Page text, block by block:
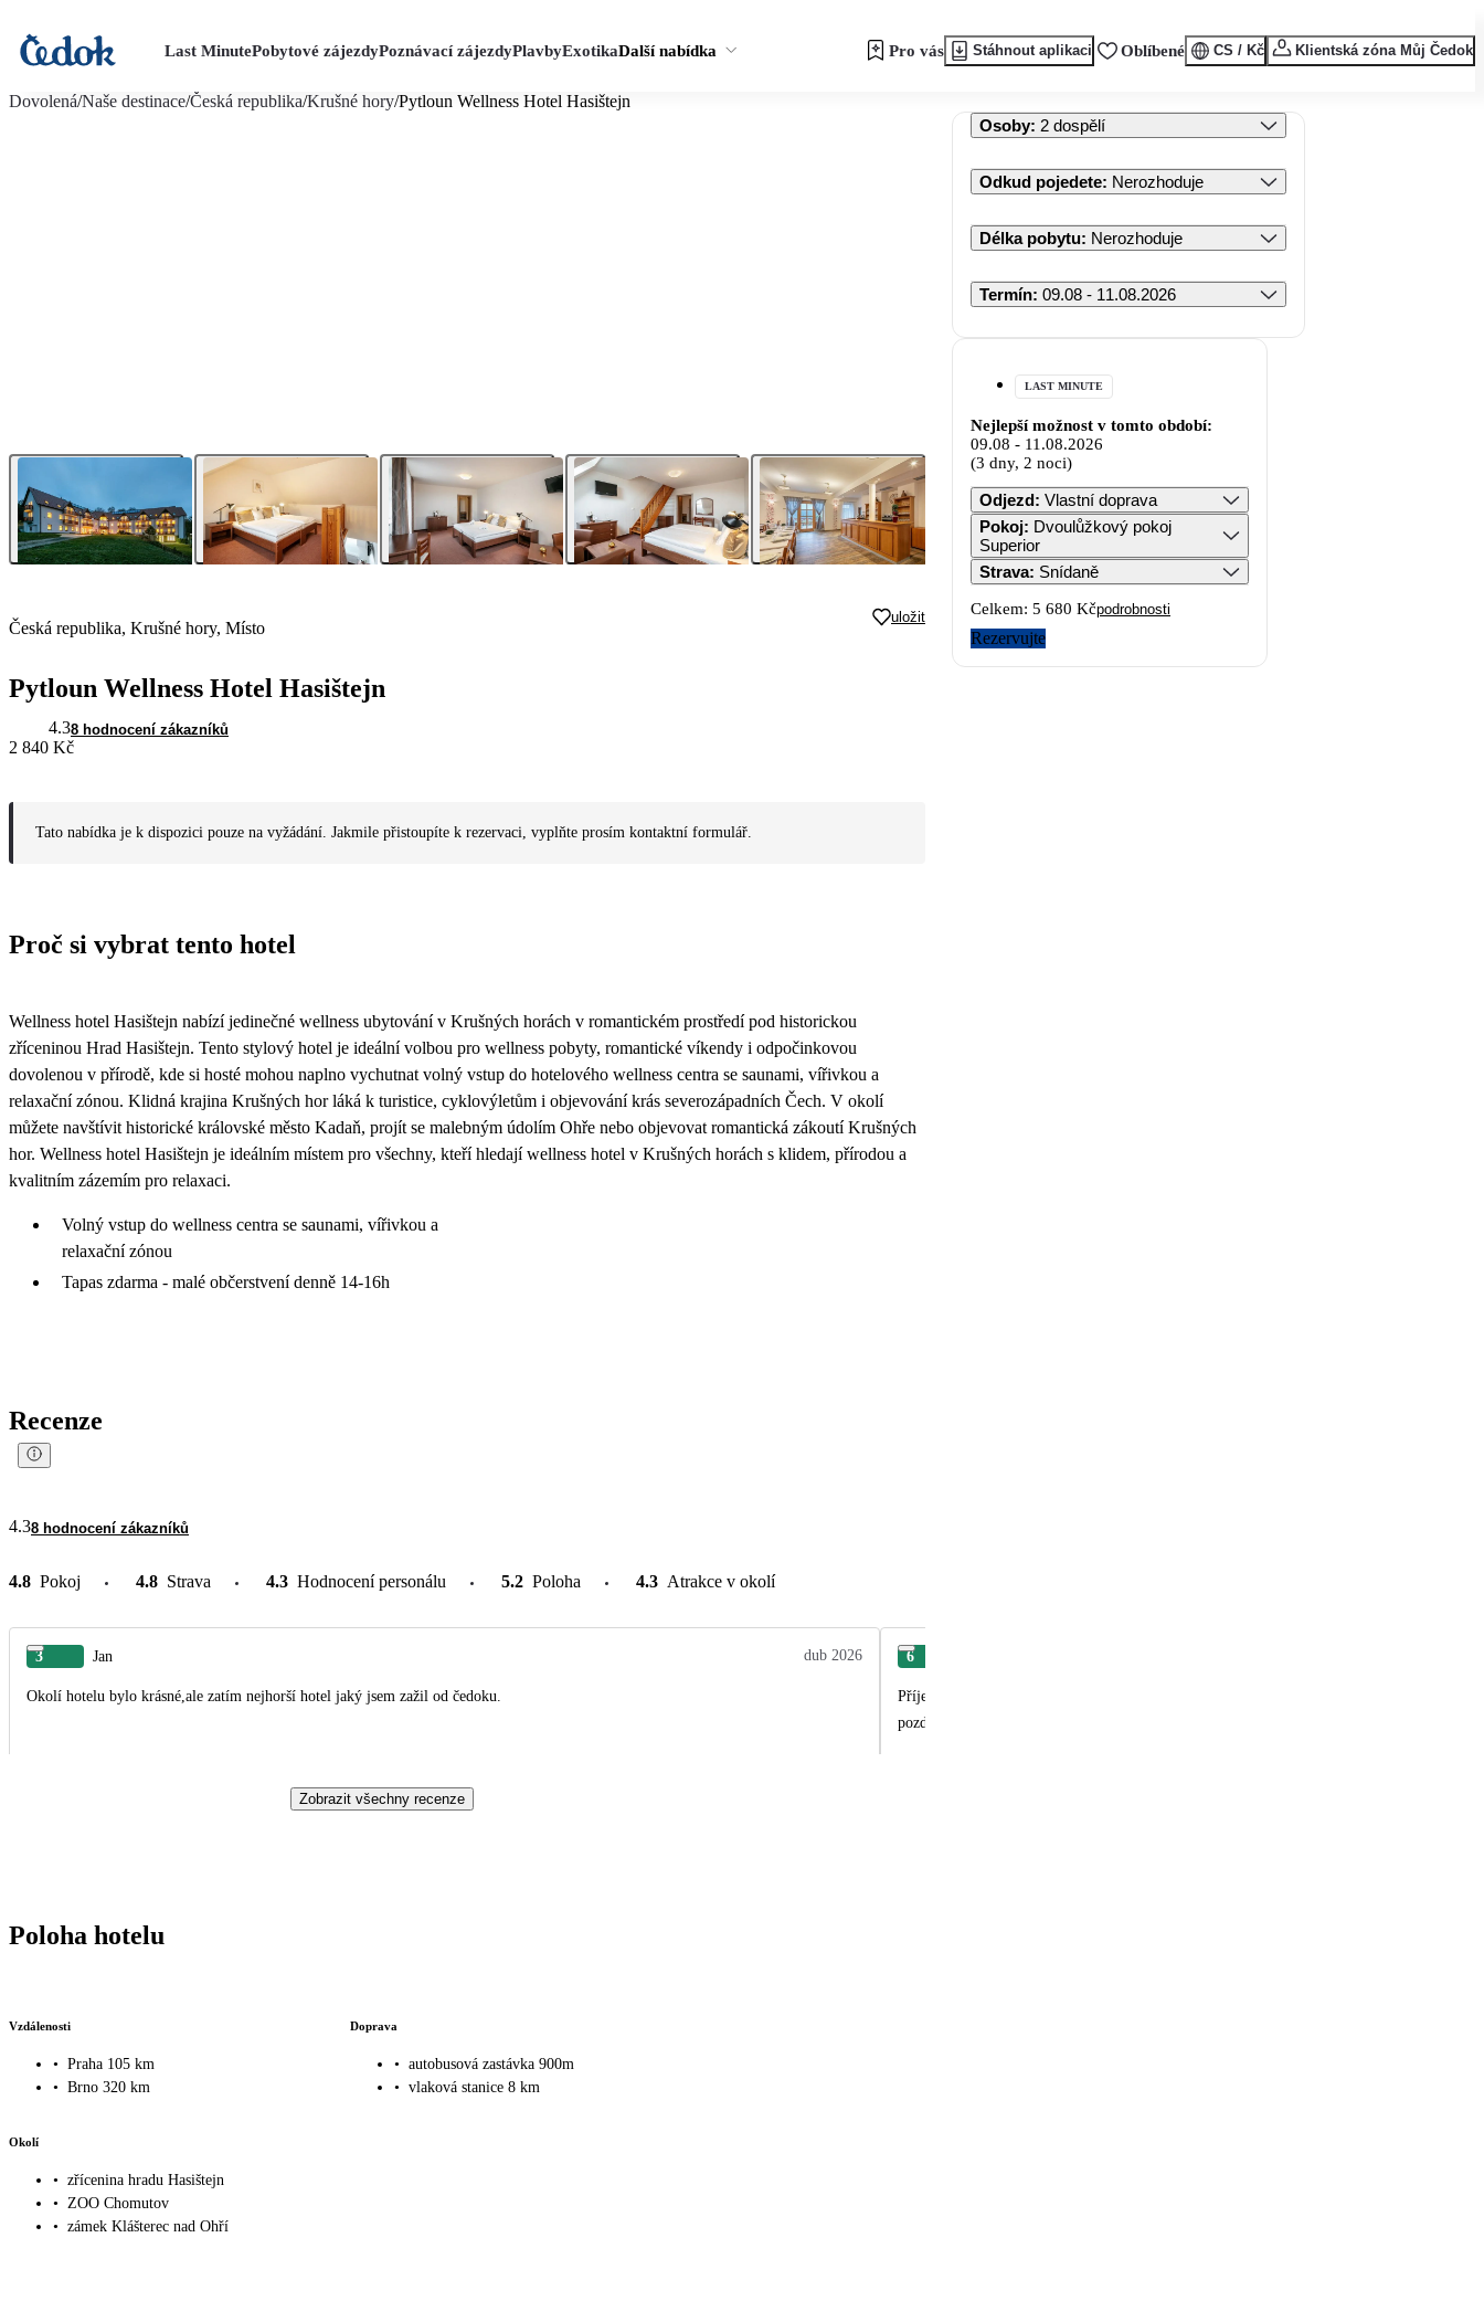
Last MinutePobytové zájezdyPoznávací zájezdyPlavbyExotikaDalší nabídka Pro vás Stáhnout aplikaci Oblíbené CS / Kč Klientská zóna Můj Čedok
Dovolená/Naše destinace/Česká republika/Krušné hory/Pytloun Wellness Hotel Hasištejn
Česká republika, Krušné hory, Místo
uložit
Pytloun Wellness Hotel Hasištejn
4.38 hodnocení zákazníků
2 840 Kč
Tato nabídka je k dispozici pouze na vyžádání. Jakmile přistoupíte k rezervaci, vyplňte prosím kontaktní formulář.
Proč si vybrat tento hotel
Wellness hotel Hasištejn nabízí jedinečné wellness ubytování v Krušných horách v romantickém prostředí pod historickou
zříceninou Hrad Hasištejn. Tento stylový hotel je ideální volbou pro wellness pobyty, romantické víkendy i odpočinkovou
dovolenou v přírodě, kde si hosté mohou naplno vychutnat volný vstup do hotelového wellness centra se saunami, vířivkou a
relaxační zónou. Klidná krajina Krušných hor láká k turistice, cyklovýletům i objevování krás severozápadních Čech. V okolí
můžete navštívit historické královské město Kadaň, projít se malebným údolím Ohře nebo objevovat romantická zákoutí Krušných
hor. Wellness hotel Hasištejn je ideálním místem pro všechny, kteří hledají wellness hotel v Krušných horách s klidem, přírodou a
kvalitním zázemím pro relaxaci.
Volný vstup do wellness centra se saunami, vířivkou a
relaxační zónou
Tapas zdarma - malé občerstvení denně 14-16h
Recenze
4.38 hodnocení zákazníků
4.8 Pokoj 4.8 Strava 4.3 Hodnocení personálu 5.2 Poloha 4.3 Atrakce v okolí
3 Jan dub 2026
Okolí hotelu bylo krásné,ale zatím nejhorší hotel jaký jsem zažil od čedoku.
6
Příjemný hotel v klldné lokalitě, Wellness jsme nevyužili - nehodnotíme. Nemožnost
Zobrazit všechny recenze
Poloha hotelu
Vzdálenosti
• Praha 105 km
• Brno 320 km
Doprava
• autobusová zastávka 900m
• vlaková stanice 8 km
Okolí
• zřícenina hradu Hasištejn
• ZOO Chomutov
• zámek Klášterec nad Ohří
Osoby: 2 dospělí
Odkud pojedete: Nerozhoduje
Délka pobytu: Nerozhoduje
Termín: 09.08 - 11.08.2026
LAST MINUTE
Nejlepší možnost v tomto období:
09.08 - 11.08.2026
(3 dny, 2 noci)
Odjezd: Vlastní doprava
Pokoj: Dvoulůžkový pokoj
Superior
Strava: Snídaně
Celkem: 5 680 Kčpodrobnosti
Rezervujte